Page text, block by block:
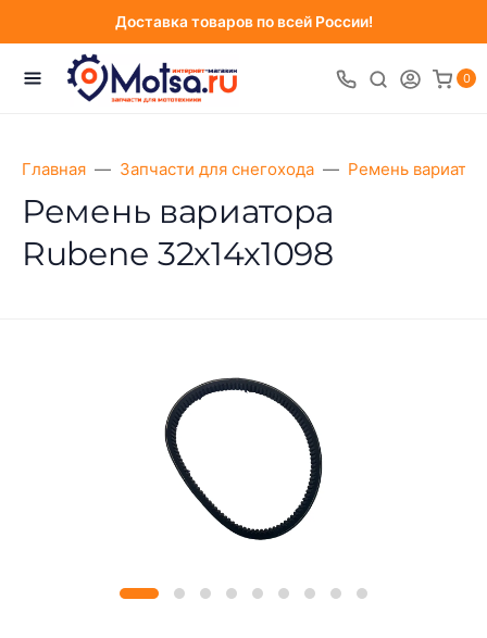
Доставка товаров по всей России!
0
Главная Запчасти для снегохода Ремень
Ремень вариатора
Rubenе 32х14х1098